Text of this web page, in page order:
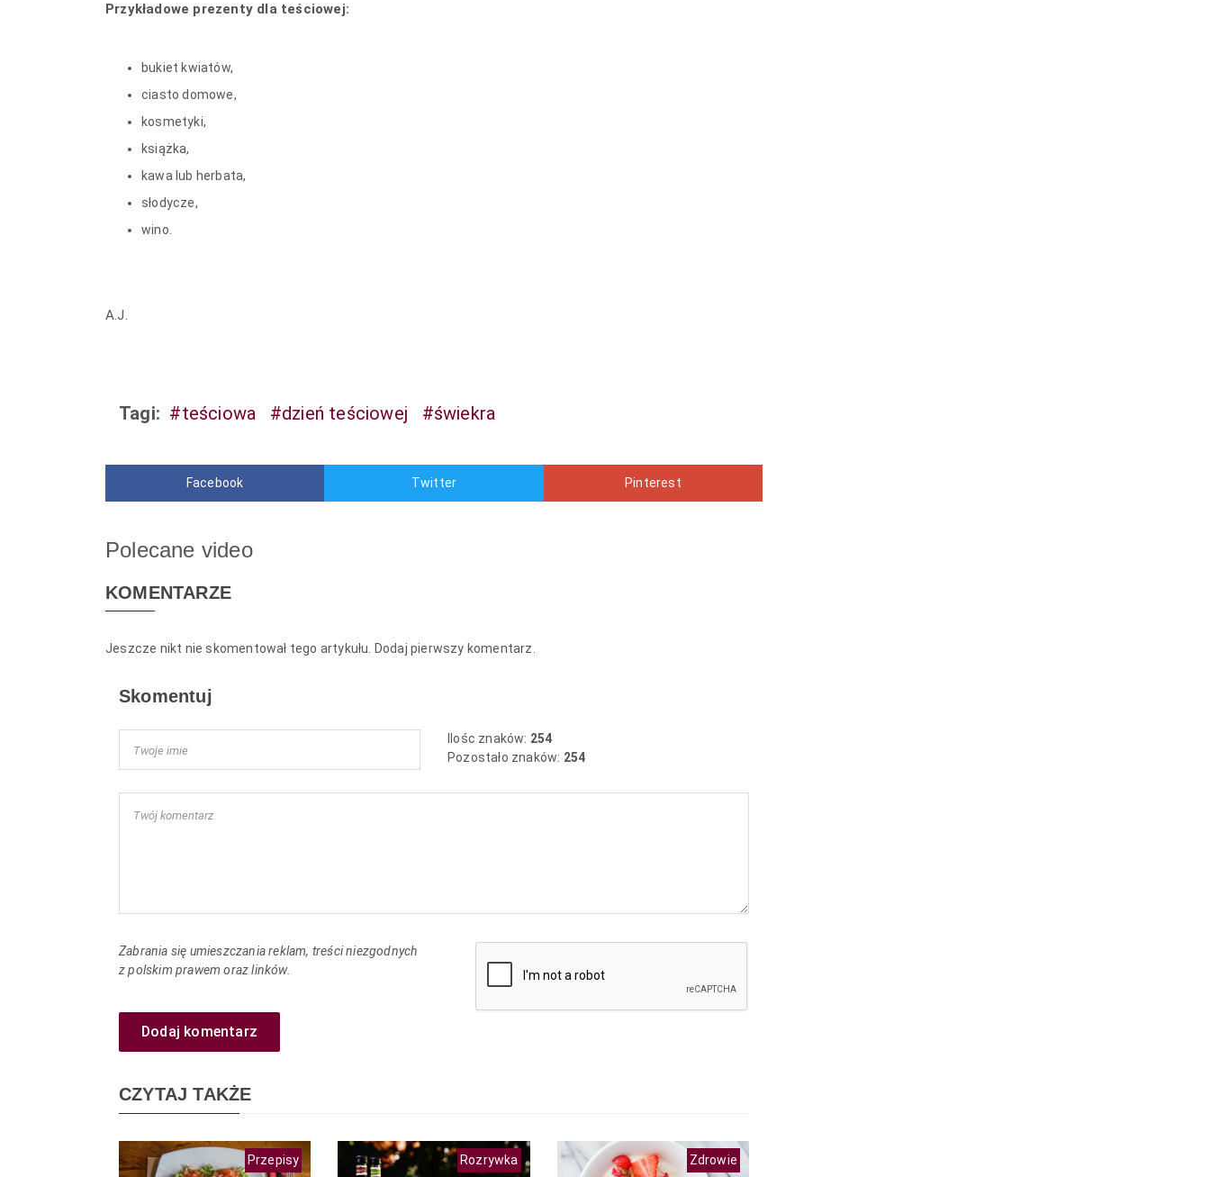
Przykładowe prezenty dla teściowej:
bukiet kwiatów,
ciasto domowe,
kosmetyki,
książka,
kawa lub herbata,
słodycze,
wino.
A.J.
Tagi: #teściowa #dzień teściowej #świekra
Facebook Twitter Pinterest
Polecane video
KOMENTARZE
Jeszcze nikt nie skomentował tego artykułu. Dodaj pierwszy komentarz.
Skomentuj
Ilośc znaków: 254
Pozostało znaków: 254
Zabrania się umieszczania reklam, treści niezgodnych
z polskim prawem oraz linków.
Dodaj komentarz
CZYTAJ TAKŻE
Przepisy Rozrywka Zdrowie